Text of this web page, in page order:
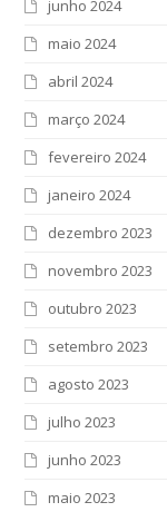
junho 2024
maio 2024
abril 2024
março 2024
fevereiro 2024
janeiro 2024
dezembro 2023
novembro 2023
outubro 2023
setembro 2023
agosto 2023
julho 2023
junho 2023
maio 2023